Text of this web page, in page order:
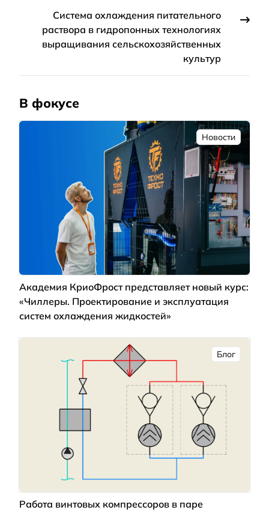
Система охлаждения питательного
раствора в гидропонных технологиях
выращивания сельскохозяйственных
культур
В фокусе
Новости
Академия КриоФрост представляет новый курс:
«Чиллеры. Проектирование и эксплуатация
систем охлаждения жидкостей»
Блог
Работа винтовых компрессоров в паре